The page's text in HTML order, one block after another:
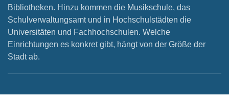
Bibliotheken. Hinzu kommen die Musikschule, das
Schulverwaltungsamt und in Hochschulstädten die
Universitäten und Fachhochschulen. Welche
Einrichtungen es konkret gibt, hängt von der Größe der
Stadt ab.